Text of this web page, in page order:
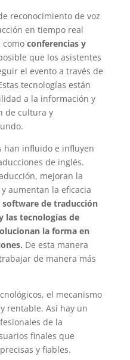
reconocimiento de voz
en tiempo real
como conferencias y
que los asistentes
el evento a través de
tecnologías están
a la información y
de cultura y
han influido e influyen
de inglés.
mejoran la
aumentan la eficacia
software de traducción
las tecnologías de
la forma en
De esta manera
de manera más
el mecanismo
rentable. Así hay un
de la
finales que
y fiables.